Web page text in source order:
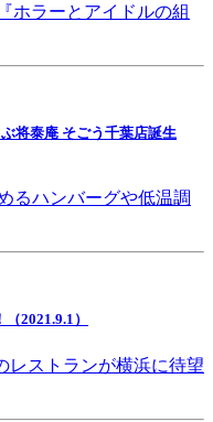
ホラーとアイドルの組
将泰庵 そごう千葉店誕生
るハンバーグや低温調
2021.9.1）
レストランが横浜に待望